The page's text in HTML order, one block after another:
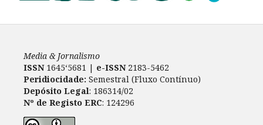
Media & Jornalismo
ISSN 1645‘5681 | e-ISSN2183-5462
Peridiocidade: Semestral (Fluxo Contínuo)
Depósito Legal: 186314/02
Nº de Registo ERC: 124296